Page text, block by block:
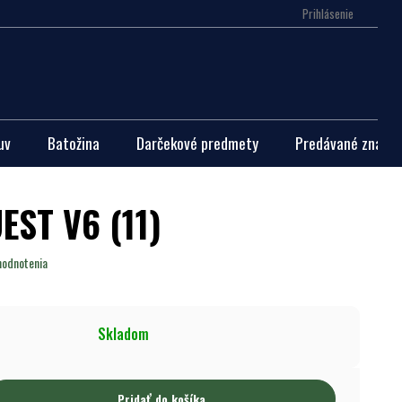
Prihlásenie
Batožina Darčekové predmety Predávané značky
V6 (11)
Skladom